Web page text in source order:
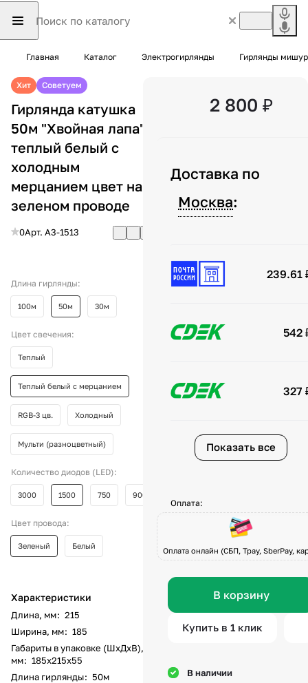
Главная Каталог Электрогирлянды Гирлянды
Хит Советуем
Гирлянда катушка
50м "Хвойная лапа"
теплый белый c
холодным
мерцанием цвет на
зеленом проводе
0Арт. A3-1513
Длина гирлянды:
100м 50м 30м
Цвет свечения:
Теплый
Теплый белый с мерцанием
RGB-3 цв. Холодный
Мульти (разноцветный)
Количество диодов (LED):
3000 1500 750 900
Цвет провода:
Зеленый Белый
Характеристики
Длина, мм: 215
Ширина, мм: 185
Габариты в упаковке (ШхДхВ),
мм: 185х215х55
Длина гирлянды: 50м
2 800 ₽
Доставка по
Москва:
239.61
542
327
Показать все
Оплата:
Оплата онлайн (СБП, Tpay, SberPay,
В корзину
Купить в 1 клик
В наличии